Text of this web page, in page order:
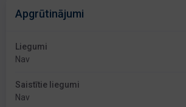
Apgrūtinājumi
Liegumi
Nav
Saistītie liegumi
Nav